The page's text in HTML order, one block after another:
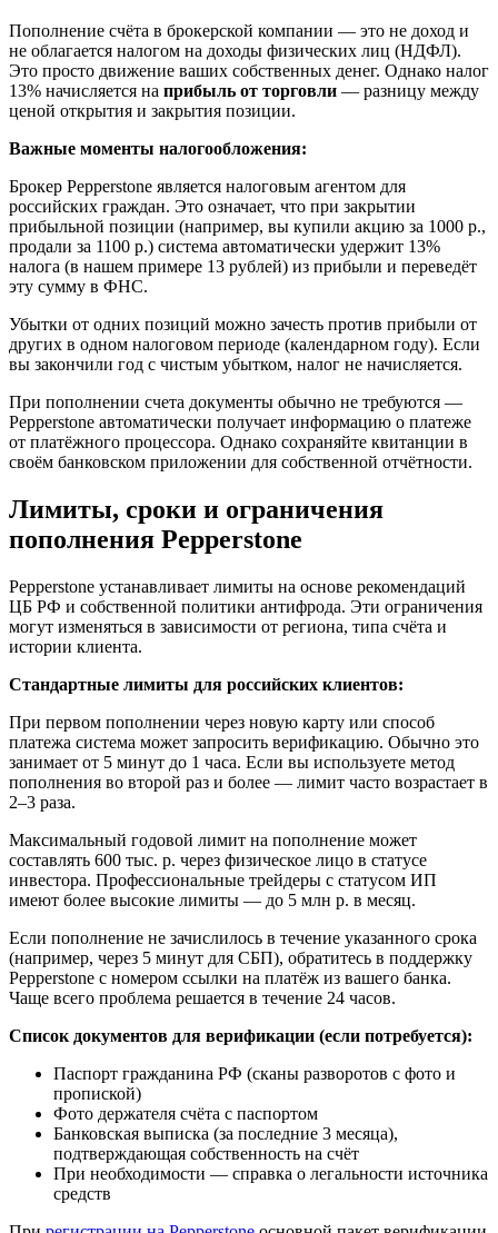
Пополнение счёта в брокерской компании — это не доход и
не облагается налогом на доходы физических лиц (НДФЛ).
Это просто движение ваших собственных денег. Однако налог
13% начисляется на прибыль от торговли — разницу между
ценой открытия и закрытия позиции.
Важные моменты налогообложения:
Брокер Pepperstone является налоговым агентом для
российских граждан. Это означает, что при закрытии
прибыльной позиции (например, вы купили акцию за 1000 р.,
продали за 1100 р.) система автоматически удержит 13%
налога (в нашем примере 13 рублей) из прибыли и переведёт
эту сумму в ФНС.
Убытки от одних позиций можно зачесть против прибыли от
других в одном налоговом периоде (календарном году). Если
вы закончили год с чистым убытком, налог не начисляется.
При пополнении счета документы обычно не требуются —
Pepperstone автоматически получает информацию о платеже
от платёжного процессора. Однако сохраняйте квитанции в
своём банковском приложении для собственной отчётности.
Лимиты, сроки и ограничения
пополнения Pepperstone
Pepperstone устанавливает лимиты на основе рекомендаций
ЦБ РФ и собственной политики антифрода. Эти ограничения
могут изменяться в зависимости от региона, типа счёта и
истории клиента.
Стандартные лимиты для российских клиентов:
При первом пополнении через новую карту или способ
платежа система может запросить верификацию. Обычно это
занимает от 5 минут до 1 часа. Если вы используете метод
пополнения во второй раз и более — лимит часто возрастает в
2–3 раза.
Максимальный годовой лимит на пополнение может
составлять 600 тыс. р. через физическое лицо в статусе
инвестора. Профессиональные трейдеры с статусом ИП
имеют более высокие лимиты — до 5 млн р. в месяц.
Если пополнение не зачислилось в течение указанного срока
(например, через 5 минут для СБП), обратитесь в поддержку
Pepperstone с номером ссылки на платёж из вашего банка.
Чаще всего проблема решается в течение 24 часов.
Список документов для верификации (если потребуется):
Паспорт гражданина РФ (сканы разворотов с фото и
пропиской)
Фото держателя счёта с паспортом
Банковская выписка (за последние 3 месяца),
подтверждающая собственность на счёт
При необходимости — справка о легальности источника
средств